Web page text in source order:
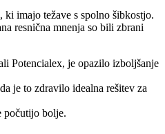
ki imajo težave s spolno šibkostjo.
resnična mnenja so bili zbrani
Potencialex, je opazilo izboljšanje
je to zdravilo idealna rešitev za
počutijo bolje.